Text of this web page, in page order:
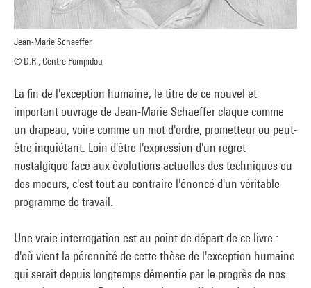
Jean-Marie Schaeffer
© D.R., Centre Pompidou
La fin de l'exception humaine, le titre de ce nouvel et
important ouvrage de Jean-Marie Schaeffer claque comme
un drapeau, voire comme un mot d'ordre, prometteur ou peut-
être inquiétant. Loin d'être l'expression d'un regret
nostalgique face aux évolutions actuelles des techniques ou
des moeurs, c'est tout au contraire l'énoncé d'un véritable
programme de travail.
Une vraie interrogation est au point de départ de ce livre :
d'où vient la pérennité de cette thèse de l'exception humaine
qui serait depuis longtemps démentie par le progrès de nos